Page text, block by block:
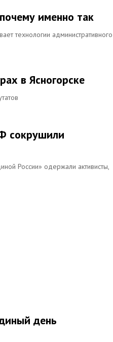
именно так
технологии административного
в Ясногорске
сокрушили
России» одержали активисты,
день